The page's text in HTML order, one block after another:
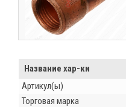
Название хар-ки
Артикул(ы)
Торговая марка